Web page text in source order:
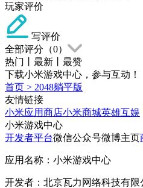
玩家评价
写评价
全部评分（0）
热门
最新
最赞
下载小米游戏中心，参与互动！
首页 > 2048躺平版
友情链接
小米应用商店小米商城英雄互娱
小米游戏中心
开发者平台微信公众号微博主页
应用名称：小米游戏中心
开发者：北京瓦力网络科技有限